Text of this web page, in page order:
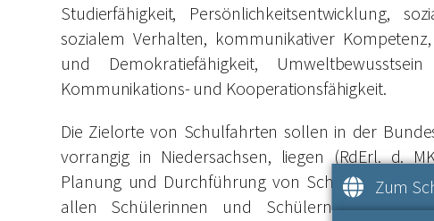
Studierfähigkeit, Persönlichkeitsentwicklung,
sozialem Verhalten, kommunikativer
und Demokratiefähigkeit,
Kommunikations- und Kooperationsfähigkeit.
Die Zielorte von Schulfahrten sollen in der
vorrangig in Niedersachsen, liegen (RdErl. d.
Planung und Durchführung von Schulfahrten ist
allen Schülerinnen und Schülern die
Zum